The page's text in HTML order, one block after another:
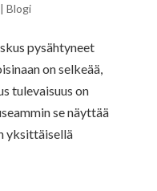
| Blogi
pysähtyneet
on selkeää,
tulevaisuus on
se näyttää
yksittäisellä